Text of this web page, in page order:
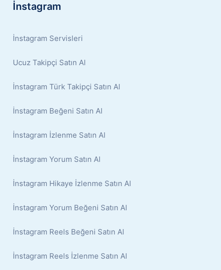
İnstagram
İnstagram Servisleri
Ucuz Takipçi Satın Al
İnstagram Türk Takipçi Satın Al
İnstagram Beğeni Satın Al
İnstagram İzlenme Satın Al
İnstagram Yorum Satın Al
İnstagram Hikaye İzlenme Satın Al
İnstagram Yorum Beğeni Satın Al
İnstagram Reels Beğeni Satın Al
İnstagram Reels İzlenme Satın Al